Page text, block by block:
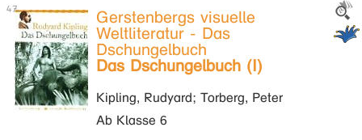
Gerstenbergs visuelle
Weltliteratur - Das
Dschungelbuch
Das Dschungelbuch (I)
Kipling, Rudyard; Torberg, Peter
Ab Klasse 6